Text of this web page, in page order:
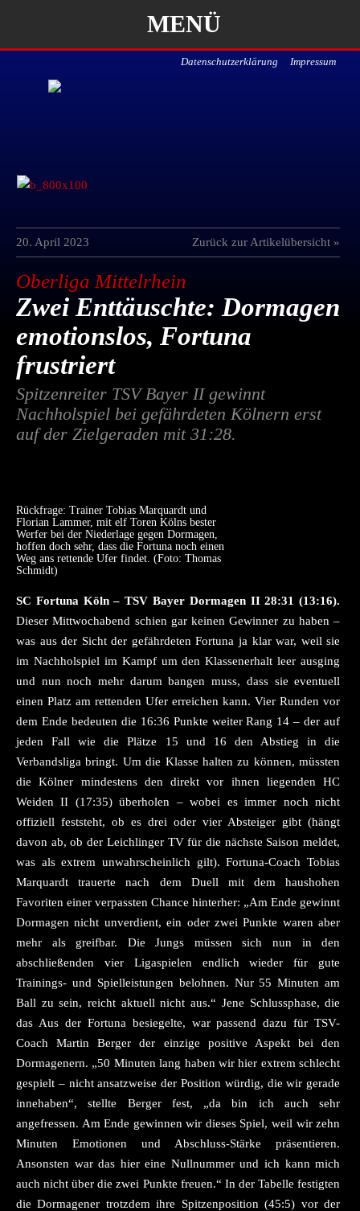
MENÜ
Datenschutzerklärung Impressum
20. April 2023 Zurück zur Artikelübersicht »
Oberliga Mittelrhein
Zwei Enttäuschte: Dormagen
emotionslos, Fortuna
frustriert
Spitzenreiter TSV Bayer II gewinnt
Nachholspiel bei gefährdeten Kölnern erst
auf der Zielgeraden mit 31:28.
Rückfrage: Trainer Tobias Marquardt und
Florian Lammer, mit elf Toren Kölns bester
Werfer bei der Niederlage gegen Dormagen,
hoffen doch sehr, dass die Fortuna noch einen
Weg ans rettende Ufer findet. (Foto: Thomas
Schmidt)
SC Fortuna Köln – TSV Bayer Dormagen II 28:31 (13:16).
Dieser Mittwochabend schien gar keinen Gewinner zu haben –
was aus der Sicht der gefährdeten Fortuna ja klar war, weil sie
im Nachholspiel im Kampf um den Klassenerhalt leer ausging
und nun noch mehr darum bangen muss, dass sie eventuell
einen Platz am rettenden Ufer erreichen kann. Vier Runden vor
dem Ende bedeuten die 16:36 Punkte weiter Rang 14 – der auf
jeden Fall wie die Plätze 15 und 16 den Abstieg in die
Verbandsliga bringt. Um die Klasse halten zu können, müssten
die Kölner mindestens den direkt vor ihnen liegenden HC
Weiden II (17:35) überholen – wobei es immer noch nicht
offiziell feststeht, ob es drei oder vier Absteiger gibt (hängt
davon ab, ob der Leichlinger TV für die nächste Saison meldet,
was als extrem unwahrscheinlich gilt). Fortuna-Coach Tobias
Marquardt trauerte nach dem Duell mit dem haushohen
Favoriten einer verpassten Chance hinterher: „Am Ende gewinnt
Dormagen nicht unverdient, ein oder zwei Punkte waren aber
mehr als greifbar. Die Jungs müssen sich nun in den
abschließenden vier Ligaspielen endlich wieder für gute
Trainings- und Spielleistungen belohnen. Nur 55 Minuten am
Ball zu sein, reicht aktuell nicht aus.“ Jene Schlussphase, die
das Aus der Fortuna besiegelte, war passend dazu für TSV-
Coach Martin Berger der einzige positive Aspekt bei den
Dormagenern. „50 Minuten lang haben wir hier extrem schlecht
gespielt – nicht ansatzweise der Position würdig, die wir gerade
innehaben“, stellte Berger fest, „da bin ich auch sehr
angefressen. Am Ende gewinnen wir dieses Spiel, weil wir zehn
Minuten Emotionen und Abschluss-Stärke präsentieren.
Ansonsten war das hier eine Nullnummer und ich kann mich
auch nicht über die zwei Punkte freuen.“ In der Tabelle festigten
die Dormagener trotzdem ihre Spitzenposition (45:5) vor der